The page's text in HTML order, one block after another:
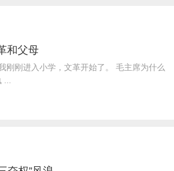
和父母
刚刚进入小学，文革开始了。 毛主席为什么